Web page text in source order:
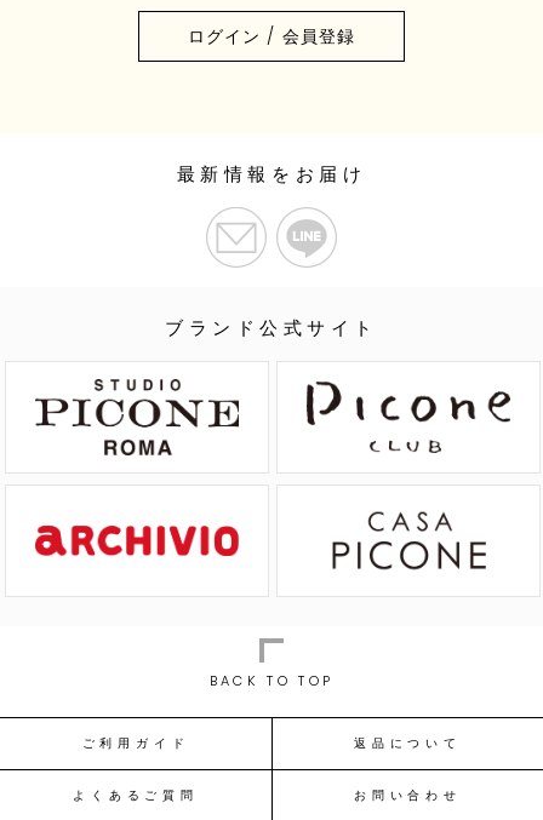
ログイン / 会員登録
ブランド公式サイト
最新情報をお届け
BACK TO TOP
ご利用ガイド 返品について
よくあるご質問 お問い合わせ